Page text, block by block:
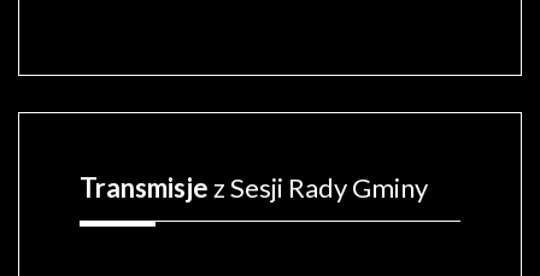
Transmisjez Sesji Rady Gminy